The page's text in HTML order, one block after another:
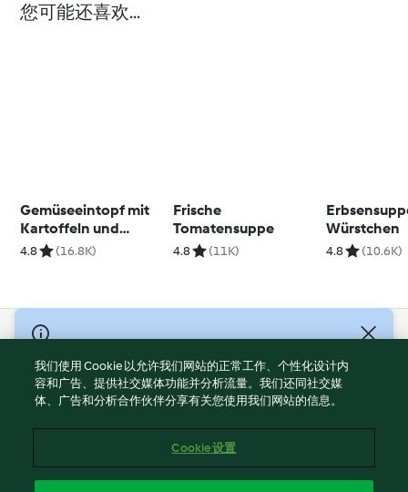
您可能还喜欢...
Gemüseeintopf mit
Kartoffeln und
Würstchen
4.8 (16.8K)
Frische
Tomatensuppe
4.8 (11K)
Würstchen
4.8 (10.6K)
© Copyright 2021-2023 福维克信息科技(上海)有限公司 版权所有
2026
使用规定
Cookies
我们使用 Cookie 以允许我们网站的正常工作、个性化设计内
容和广告、提供社交媒体功能并分析流量。我们还同社交媒
体、广告和分析合作伙伴分享有关您使用我们网站的信息。
Cookie 设置